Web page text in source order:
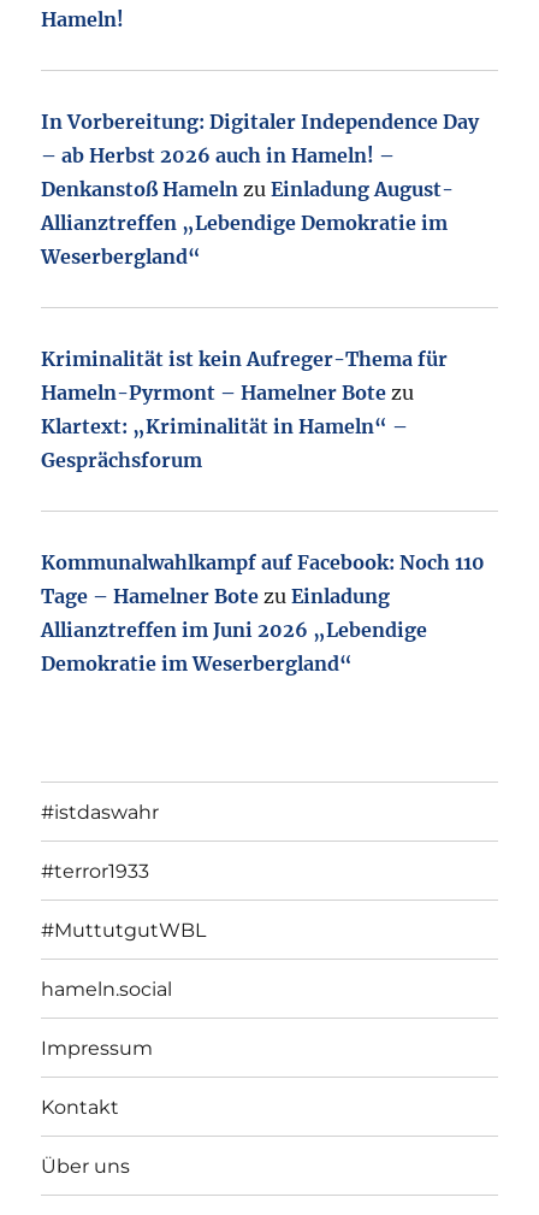
Hameln!
In Vorbereitung: Digitaler Independence Day
– ab Herbst 2026 auch in Hameln! –
Denkanstoß Hameln zuEinladung August-
Allianztreffen „Lebendige Demokratie im
Weserbergland“
Kriminalität ist kein Aufreger-Thema für
Hameln-Pyrmont – Hamelner Bote zu
Klartext: „Kriminalität in Hameln“ –
Gesprächsforum
Kommunalwahlkampf auf Facebook: Noch 110
Tage – Hamelner Bote zuEinladung
Allianztreffen im Juni 2026 „Lebendige
Demokratie im Weserbergland“
#istdaswahr
#terror1933
#MuttutgutWBL
hameln.social
Impressum
Kontakt
Über uns